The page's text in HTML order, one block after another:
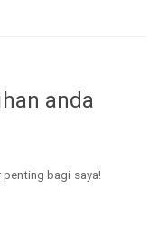
anda
penting bagi saya!